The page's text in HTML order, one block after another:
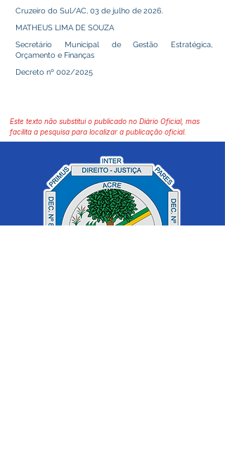
Cruzeiro do Sul/AC, 03 de julho de 2026.
MATHEUS LIMA DE SOUZA
Secretário Municipal de Gestão Estratégica,
Orçamento e Finanças
Decreto nº 002/2025
Este texto não substitui o publicado no Diário Oficial, mas
facilita a pesquisa para localizar a publicação oficial.